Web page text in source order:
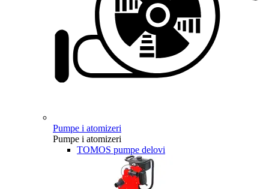
Pumpe i atomizeri
Pumpe i atomizeri
TOMOS pumpe delovi